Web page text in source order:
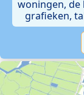
woningen, de
grafieken,